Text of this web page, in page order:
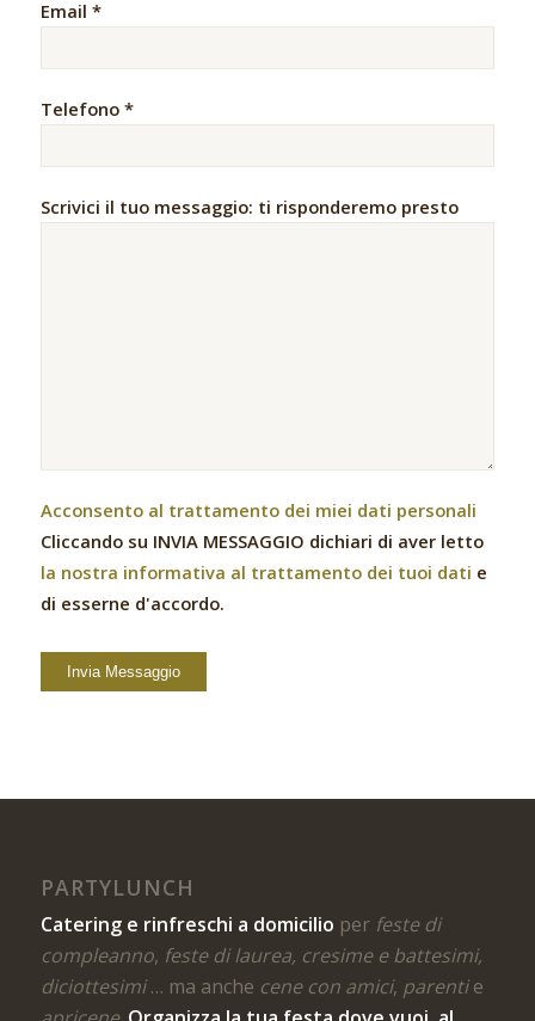
Email *
Telefono *
Scrivici il tuo messaggio: ti risponderemo presto
Acconsento al trattamento dei miei dati personali
Cliccando su INVIA MESSAGGIO dichiari di aver letto
la nostra informativa al trattamento dei tuoi dati e
di esserne d'accordo.
PARTYLUNCH
Catering e rinfreschi a domicilio per feste di
compleanno, feste di laurea, cresime e battesimi,
diciottesimi… ma anche cene con amici, parentie